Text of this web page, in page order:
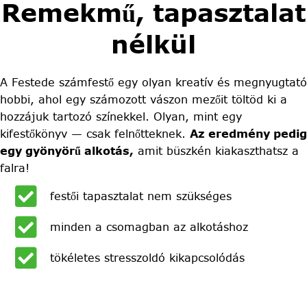
Remekmű, tapasztalat
nélkül
A Festede számfestő egy olyan kreatív és megnyugtató
hobbi, ahol egy számozott vászon mezőit töltöd ki a
hozzájuk tartozó színekkel. Olyan, mint egy
kifestőkönyv — csak felnőtteknek. Az eredmény pedig
egy gyönyörű alkotás, amit büszkén kiakaszthatsz a
falra!
festői tapasztalat nem szükséges
minden a csomagban az alkotáshoz
tökéletes stresszoldó kikapcsolódás